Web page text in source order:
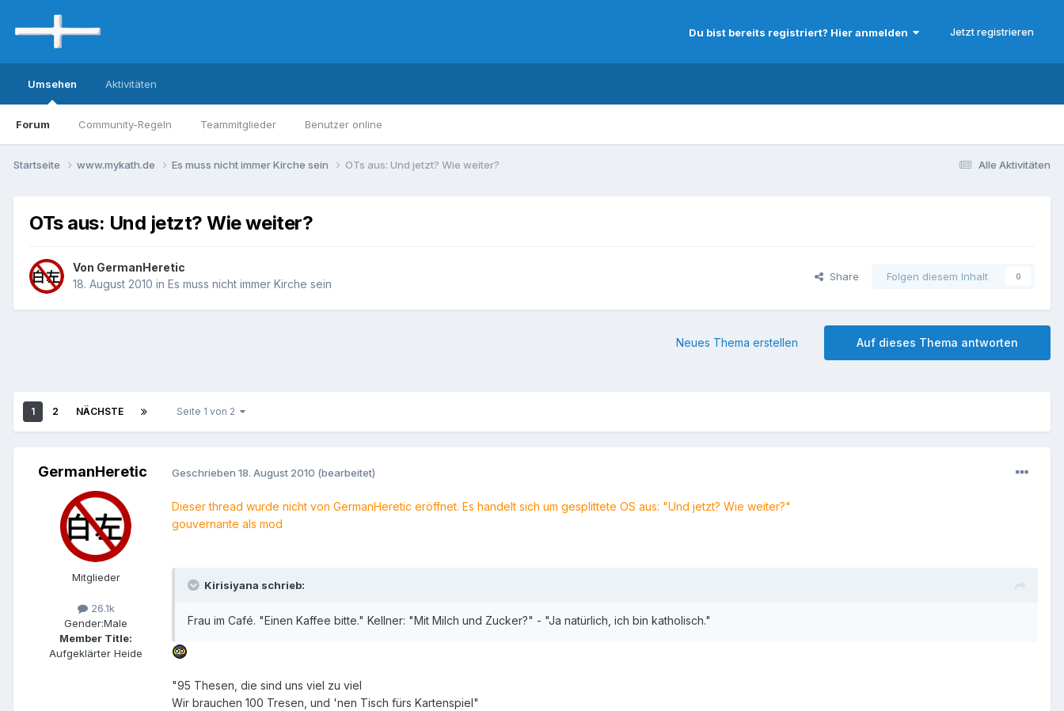
Du bist bereits registriert? Hier anmelden Jetzt registrieren
Umsehen
Forum Community-Regeln Teammitglieder Benutzer online
Aktivitäten
Alle Aktivitäten
Startseite www.mykath.de Es muss nicht immer Kirche sein OTs aus: Und jetzt? Wie weiter?
OTs aus: Und jetzt? Wie weiter?
Von GermanHeretic
18. August 2010 in Es muss nicht immer Kirche sein
Share Folgen diesem Inhalt 0
Auf dieses Thema antworten
Neues Thema erstellen
1 2 NÄCHSTE Seite 1 von 2
GermanHeretic
Mitglieder
26.1k
Gender:Male
Member Title:
Aufgeklärter Heide
Geschrieben 18. August 2010 (bearbeitet)
Dieser thread wurde nicht von GermanHeretic eröffnet. Es handelt sich um gesplittete OS aus: "Und jetzt? Wie weiter?"
gouvernante als mod
Kirisiyana schrieb:
Frau im Café. "Einen Kaffee bitte." Kellner: "Mit Milch und Zucker?" - "Ja natürlich, ich bin katholisch."
"95 Thesen, die sind uns viel zu viel
Wir brauchen 100 Tresen, und 'nen Tisch fürs Kartenspiel"